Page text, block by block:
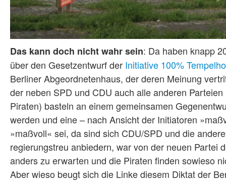
Das kann doch nicht wahr sein: Da haben knapp
über den Gesetzentwurf der Initiative 100%
Berliner Abgeordnetenhaus, der deren Meinung
der neben SPD und CDU auch alle anderen
Piraten) basteln an einem gemeinsamen
werden und eine – nach Ansicht der Initiatoren
»maßvoll« sei, da sind sich CDU/SPD und die
regierungstreu anbiedern, war von der neuen Partei
anders zu erwarten und die Piraten finden sowieso
Aber wieso beugt sich die Linke diesem Diktat der